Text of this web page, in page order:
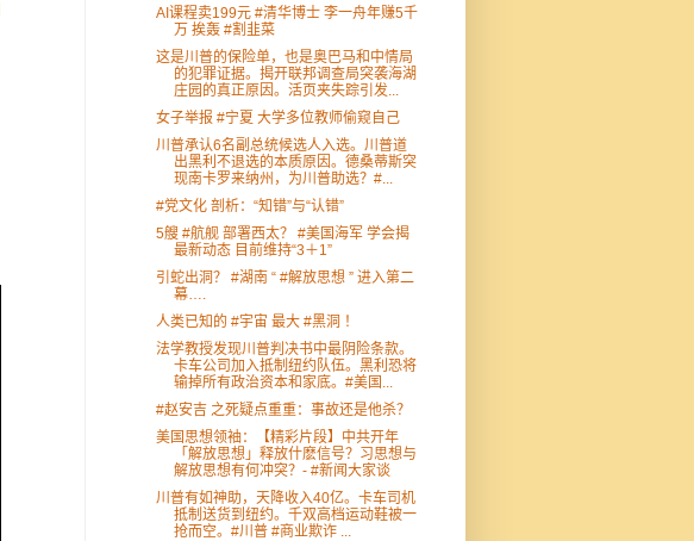
AI课程卖199元 #清华博士 李一舟年赚5千
万 挨轰 #割韭菜
这是川普的保险单，也是奥巴马和中情局
的犯罪证据。揭开联邦调查局突袭海湖
庄园的真正原因。活页夹失踪引发...
女子举报 #宁夏 大学多位教师偷窥自己
川普承认6名副总统候选人入选。川普道
出黑利不退选的本质原因。德桑蒂斯突
现南卡罗来纳州，为川普助选？#...
#党文化 剖析：“知错”与“认错”
5艘 #航舰 部署西太？ #美国海军 学会揭
最新动态 目前维持“3＋1”
引蛇出洞？ #湖南 “ #解放思想 ” 进入第二
幕….
人类已知的 #宇宙 最大 #黑洞 ！
法学教授发现川普判决书中最阴险条款。
卡车公司加入抵制纽约队伍。黑利恐将
输掉所有政治资本和家底。#美国...
#赵安吉 之死疑点重重：事故还是他杀？
美国思想领袖：【精彩片段】中共开年
「解放思想」释放什麽信号？习思想与
解放思想有何冲突？- #新闻大家谈
川普有如神助，天降收入40亿。卡车司机
抵制送货到纽约。千双高档运动鞋被一
抢而空。#川普 #商业欺诈 ...